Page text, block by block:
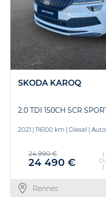
SKODA KAROQ
2.0 TDI 150CH SCR
2021 116100 km Diesel
24 990 €
24 490 € OU
Rennes